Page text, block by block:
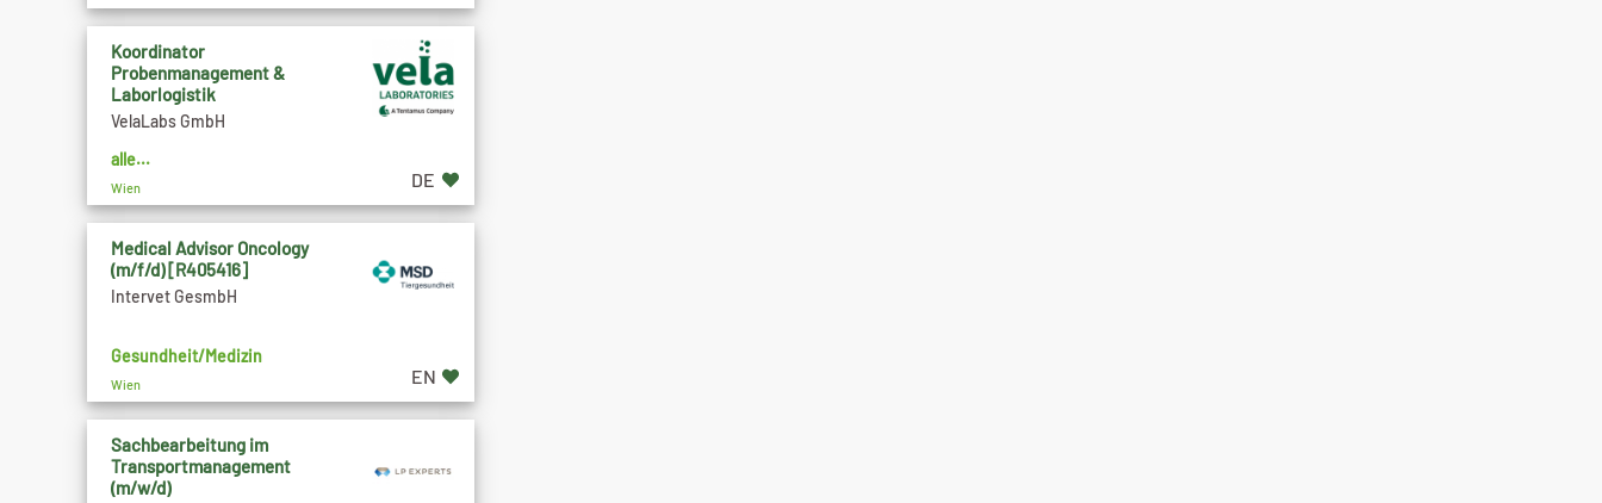
Koordinator
Probenmanagement &
Laborlogistik
VelaLabs GmbH
alle...
Wien DE
Medical Advisor Oncology
(m/f/d) [R405416]
Intervet GesmbH
Gesundheit/Medizin
Wien EN
Sachbearbeitung im
Transportmanagement
(m/w/d)